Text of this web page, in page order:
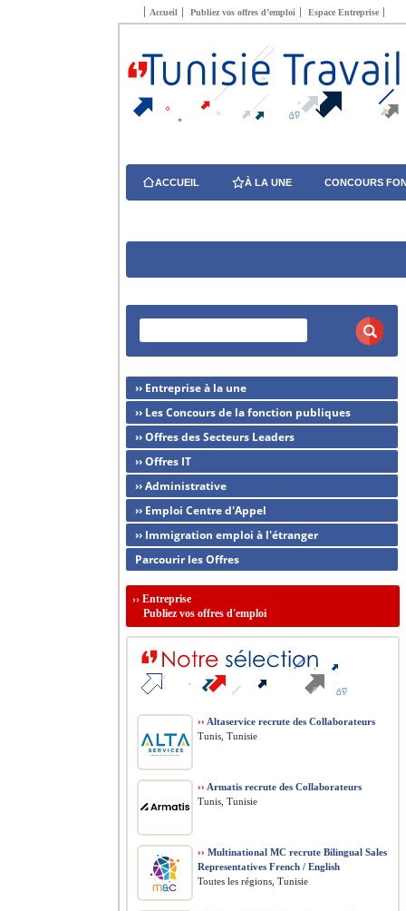
Accueil Publiez vos offres d’emploi Espace Entreprise
ACCUEIL À LA UNE CONCOURS
›› Entreprise à la une
›› Les Concours de la fonction publiques
›› Offres des Secteurs Leaders
›› Offres IT
›› Administrative
›› Emploi Centre d'Appel
›› Immigration emploi à l'étranger
Parcourir les Offres
›› Entreprise
Publiez vos offres d'emploi
›› Altaservice recrute des Collaborateurs
Tunis, Tunisie
›› Armatis recrute des Collaborateurs
Tunis, Tunisie
›› Multinational MC recrute Bilingual Sales
Representatives French / English
Toutes les régions, Tunisie